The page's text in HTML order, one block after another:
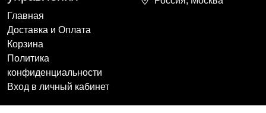
Главная
Доставка и Оплата
Корзина
Политика
конфиденциальности
Вход в личный кабинет